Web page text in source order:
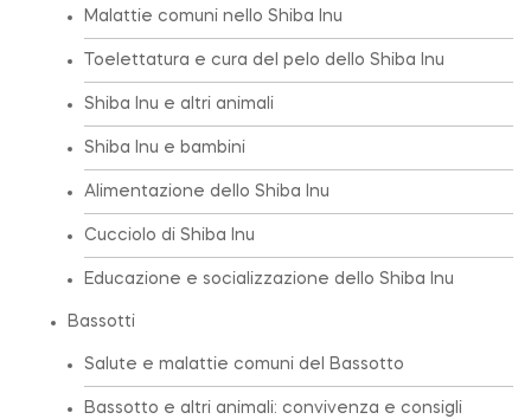
Malattie comuni nello Shiba Inu
Toelettatura e cura del pelo dello Shiba Inu
Shiba Inu e altri animali
Shiba Inu e bambini
Alimentazione dello Shiba Inu
Cucciolo di Shiba Inu
Educazione e socializzazione dello Shiba Inu
Bassotti
Salute e malattie comuni del Bassotto
Bassotto e altri animali: convivenza e consigli